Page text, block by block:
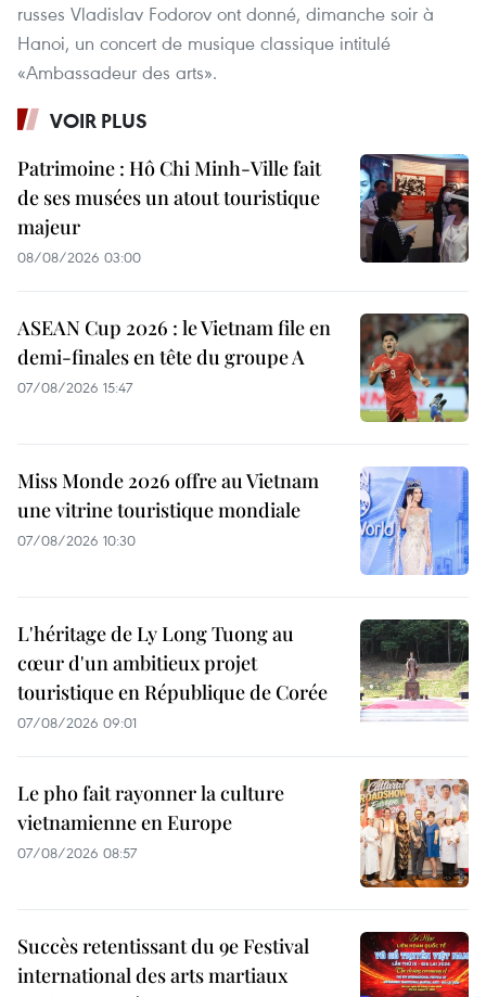
russes Vladislav Fodorov ont donné, dimanche soir à
Hanoi, un concert de musique classique intitulé
«Ambassadeur des arts».
VOIR PLUS
Patrimoine : Hô Chi Minh-Ville fait
de ses musées un atout touristique
majeur
08/08/2026 03:00
ASEAN Cup 2026 : le Vietnam file en
demi-finales en tête du groupe A
07/08/2026 15:47
Miss Monde 2026 offre au Vietnam
une vitrine touristique mondiale
07/08/2026 10:30
L'héritage de Ly Long Tuong au
cœur d'un ambitieux projet
touristique en République de Corée
07/08/2026 09:01
Le pho fait rayonner la culture
vietnamienne en Europe
07/08/2026 08:57
Succès retentissant du 9e Festival
international des arts martiaux